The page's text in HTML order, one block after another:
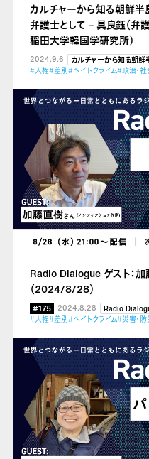
カルチャーから知る朝鮮半
弁護士として – 具良鈺（弁
稲田大学韓国学研究所）
2024.9.6
カルチャーから知る朝鮮
#人権#差別#ヘイトクライム#政治・社
Radio Dialogue ゲスト：加
（2024/8/28）
#175 2024.8.28
Radio
#人権#差別#ヘイトクライム#災害・防